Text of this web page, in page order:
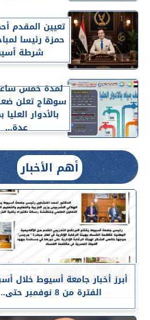
تعيين المقدم
حمزة رئيسا
شرطة
لمدة خمس
سوهاج تعلن
بالأدوار
عدة...
أهم الأخبار
أبرز أخبار جامعة أسيوط خلال
الفترة من 8 نوفمبر حتى...